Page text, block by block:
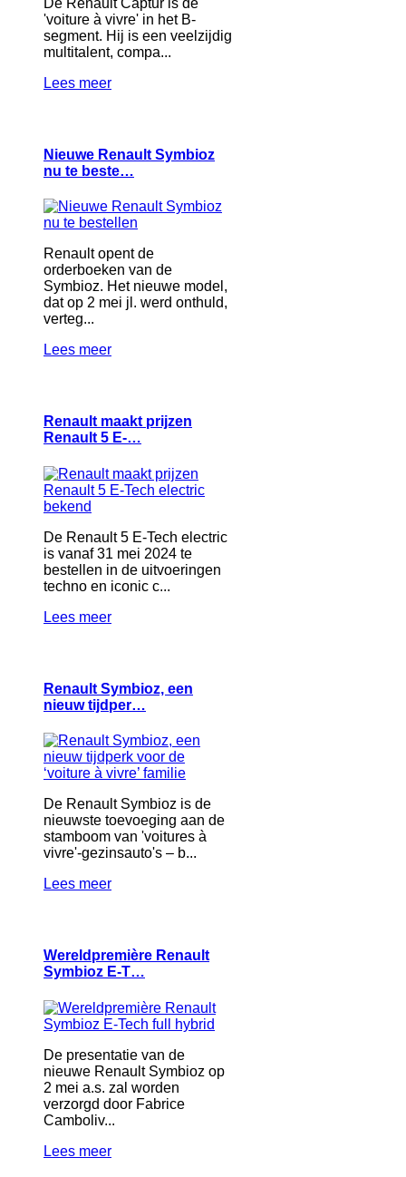
'voiture à vivre' in het B-
segment. Hij is een veelzijdig
multitalent, compa...
Lees meer
Nieuwe Renault Symbioz
nu te beste…
Renault opent de
orderboeken van de
Symbioz. Het nieuwe model,
dat op 2 mei jl. werd onthuld,
verteg...
Lees meer
Renault maakt prijzen
Renault 5 E-…
De Renault 5 E-Tech electric
is vanaf 31 mei 2024 te
bestellen in de uitvoeringen
techno en iconic c...
Lees meer
Renault Symbioz, een
nieuw tijdper…
De Renault Symbioz is de
nieuwste toevoeging aan de
stamboom van 'voitures à
vivre'-gezinsauto's – b...
Lees meer
Wereldpremière Renault
Symbioz E-T…
De presentatie van de
nieuwe Renault Symbioz op
2 mei a.s. zal worden
verzorgd door Fabrice
Camboliv...
Lees meer